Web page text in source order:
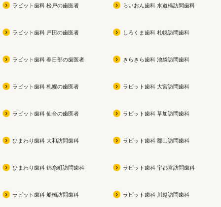
ラビット歯科 松戸の歯医者
ラビット歯科 戸田の歯医者
ラビット歯科 春日部の歯医者
ラビット歯科 札幌の歯医者
ラビット歯科 仙台の歯医者
ひまわり歯科 大和訪問歯科
ひまわり歯科 錦糸町訪問歯科
ラビット歯科 船橋訪問歯科
らいおん歯科 水道橋訪問歯科
しろくま歯科 札幌訪問歯科
きらきら歯科 池袋訪問歯科
ラビット歯科 大宮訪問歯科
ラビット歯科 草加訪問歯科
ラビット歯科 郡山訪問歯科
ラビット歯科 宇都宮訪問歯科
ラビット歯科 川越訪問歯科